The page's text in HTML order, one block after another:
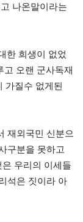
나온말이라는
한 희생이 없었
고 오랜 군사독재
가질수 없게된
재외국민 신분으
구분을 못하고
우리의 이세들
석은 짓이라 아